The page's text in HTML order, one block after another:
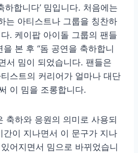
하합니다’ 밈입니다. 처음에는
는 아티스트나 그룹을 칭찬하
. 케이팝 아이돌 그룹의 팬들
본 후 “돔 공연을 축하합니
서 밈이 되었습니다. 팬들은
스트의 커리어가 얼마나 대단
이 밈을 조롱합니다.
축하와 응원의 의미로 사용되
간이 지나면서 이 문구가 지나
어지면서 밈으로 바뀌었습니